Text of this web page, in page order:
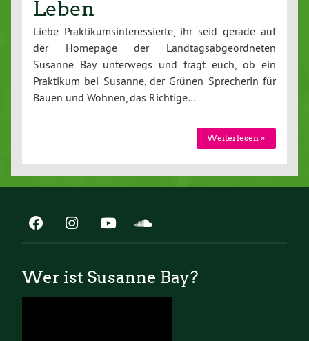
Leben
Liebe Praktikumsinteressierte, ihr seid gerade auf
der Homepage der Landtagsabgeordneten
Susanne Bay unterwegs und fragt euch, ob ein
Praktikum bei Susanne, der Grünen Sprecherin für
Bauen und Wohnen, das Richtige…
Weiterlesen »
Wer ist Susanne Bay?